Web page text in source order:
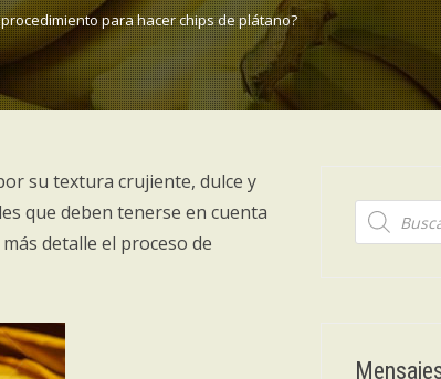
procedimiento para hacer chips de plátano?
su textura crujiente, dulce y
que deben tenerse en cuenta
detalle el proceso de
Búsqueda
de
productos